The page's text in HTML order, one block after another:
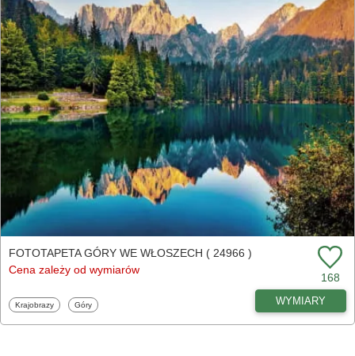
FOTOTAPETA GÓRY WE WŁOSZECH ( 24966 )
Cena zależy od wymiarów
168
Fototapety
Krajobrazy Fototapety
Góry WYMIARY